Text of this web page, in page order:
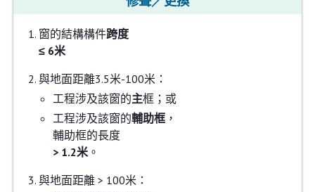
窗的結構構件跨度
≤ 6米
與地面距離3.5米-100米：
工程涉及該窗的主框；或
工程涉及該窗的輔助框，
輔助框的長度
> 1.2米。
與地面距離 > 100米：